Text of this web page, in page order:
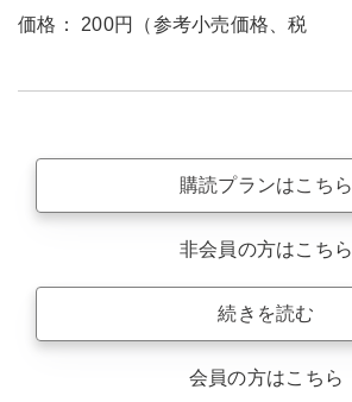
価格： 200円（参考小売価格、税
購読プランはこちら
非会員の方はこちら
続きを読む
会員の方はこちら